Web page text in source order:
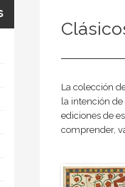
La colección
la intención de
ediciones de
comprender,